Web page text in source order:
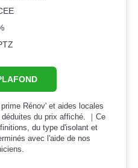
Rénov' et aides locales
du prix affiché. ｜Ce
du type d'isolant et
avec l'aide de nos